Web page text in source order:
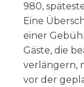
980,
Eine
einer
Gäste, die
verlängern,
vor der